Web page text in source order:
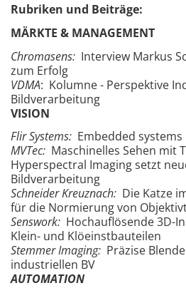
Rubriken und Beiträge:
MÄRKTE & MANAGEMENT
Chromasens: Interview Markus
zum Erfolg
VDMA: Kolumne - Perspektive
Bildverarbeitung
VISION
Flir Systems: Embedded systems
MVTec: Maschinelles Sehen mit
Hyperspectral Imaging setzt
Bildverarbeitung
Schneider Kreuznach: Die Katze
für die Normierung von
Senswork: Hochauflösende 3D-
Klein- und Klöeinstbauteilen
Stemmer Imaging: Präzise
industriellen BV
AUTOMATION